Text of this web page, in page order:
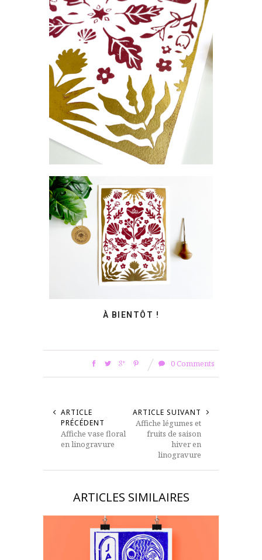
À BIENTÔT !
0 Comments
ARTICLE
PRÉCÉDENT
Affiche vase floral
en linogravure
ARTICLE SUIVANT
Affiche légumes et
fruits de saison
hiver en
linogravure
ARTICLES SIMILAIRES